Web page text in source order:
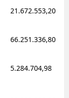
21.672.553,20
66.251.336,80
5.284.704,98